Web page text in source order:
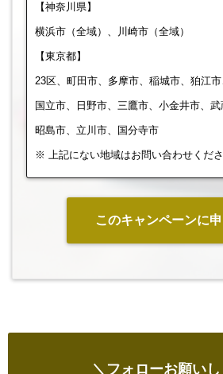
【神奈川県】
横浜市（全域）、川崎市（全域）
【東京都】
23区、町田市、多摩市、稲城市、狛江市
国立市、日野市、三鷹市、小金井市、武
昭島市、立川市、国分寺市
※ 上記にない地域はお問い合わせくださ
このキャンペーンに
＼フォローお願い